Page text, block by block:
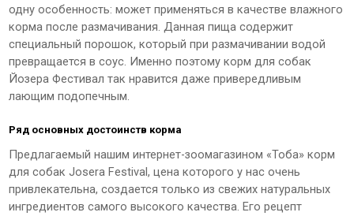
одну особенность: может применяться в качестве влажного
корма после размачивания. Данная пища содержит
специальный порошок, который при размачивании водой
превращается в соус. Именно поэтому корм для собак
Йозера Фестивал так нравится даже привередливым
лающим подопечным.
Ряд основных достоинств корма
Предлагаемый нашим интернет-зоомагазином «Тоба» корм
для собак Josera Festival, цена которого у нас очень
привлекательна, создается только из свежих натуральных
ингредиентов самого высокого качества. Его рецепт